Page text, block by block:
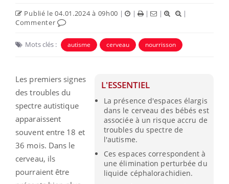
Publié le 04.01.2024 à 09h00 | | | |
|
Commenter
Mots clés : autisme cerveau nourrisson
L'ESSENTIEL
La présence d'espaces élargis
dans le cerveau des bébés est
associée à un risque accru de
troubles du spectre de
l'autisme.
Ces espaces correspondent à
une élimination perturbée du
liquide céphalorachidien.
Les premiers signes
des troubles du
spectre autistique
apparaissent
souvent entre 18 et
36 mois. Dans le
cerveau, ils
pourraient être